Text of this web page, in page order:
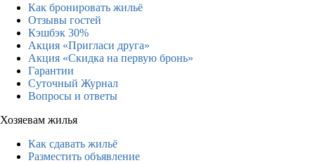
Как бронировать жильё
Отзывы гостей
Кэшбэк 30%
Акция «Пригласи друга»
Акция «Скидка на первую бронь»
Гарантии
Суточный Журнал
Вопросы и ответы
Хозяевам жилья
Как сдавать жильё
Разместить объявление